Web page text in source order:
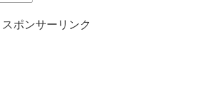
スポンサーリンク